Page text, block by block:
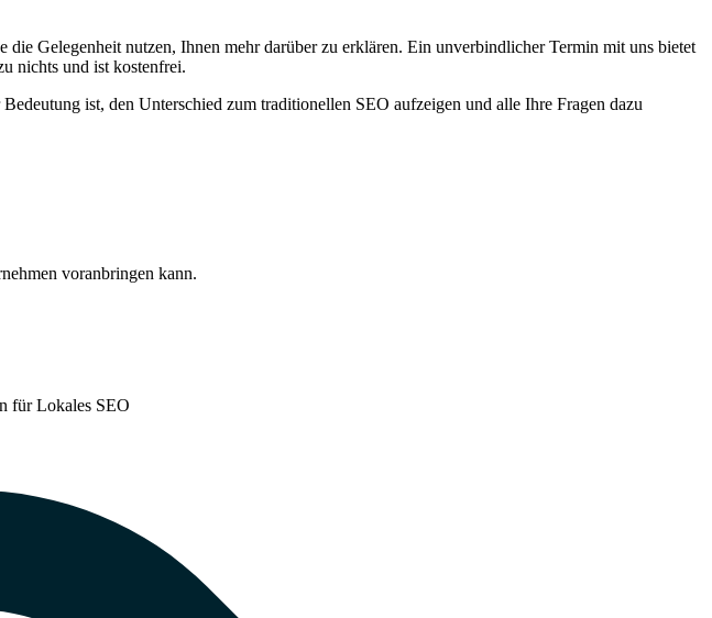
Gelegenheit nutzen, Ihnen mehr darüber zu erklären. Ein unverbindlicher Termin mit uns bietet
nichts und ist kostenfrei.
ist, den Unterschied zum traditionellen SEO aufzeigen und alle Ihre Fragen dazu
voranbringen kann.
für Lokales SEO